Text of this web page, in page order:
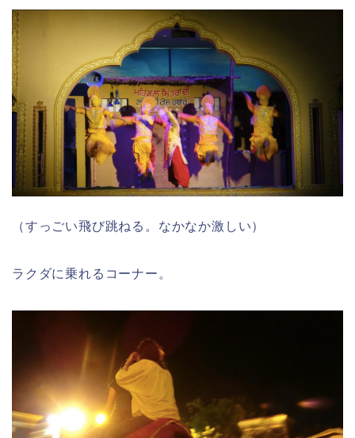
（すっごい飛び跳ねる。なかなか激しい）
ラクダに乗れるコーナー。